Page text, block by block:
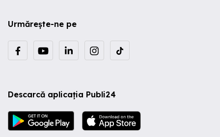
Urmărește-ne pe
Descarcă aplicația Publi24